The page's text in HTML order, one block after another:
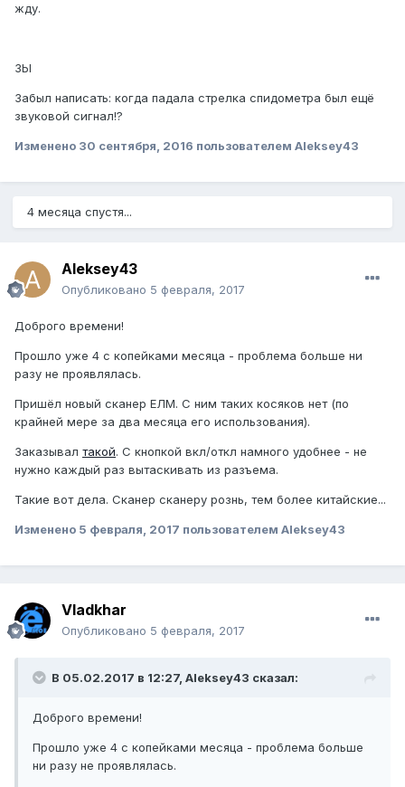
жду.
ЗЫ
Забыл написать: когда падала стрелка спидометра был ещё
звуковой сигнал!?
Изменено 30 сентября, 2016 пользователем Aleksey43
4 месяца спустя...
Aleksey43
Опубликовано 5 февраля, 2017
Доброго времени!
Прошло уже 4 с копейками месяца - проблема больше ни
разу не проявлялась.
Пришёл новый сканер ЕЛМ. С ним таких косяков нет (по
крайней мере за два месяца его использования).
Заказывал такой. С кнопкой вкл/откл намного удобнее - не
нужно каждый раз вытаскивать из разъема.
Такие вот дела. Сканер сканеру рознь, тем более китайские...
Изменено 5 февраля, 2017 пользователем Aleksey43
Vladkhar
Опубликовано 5 февраля, 2017
В 05.02.2017 в 12:27, Aleksey43 сказал:
Доброго времени!
Прошло уже 4 с копейками месяца - проблема больше
ни разу не проявлялась.